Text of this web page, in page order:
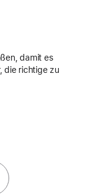
damit es
die richtige zu